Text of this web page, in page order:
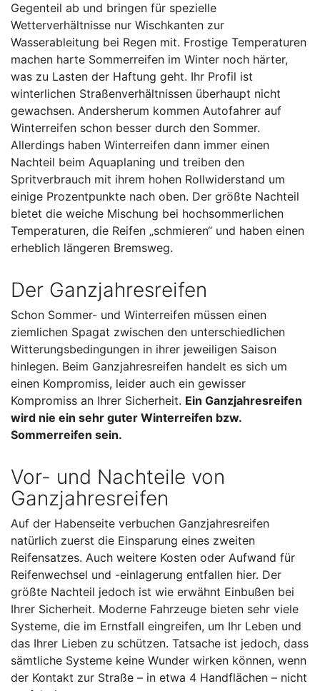
Gegenteil ab und bringen für spezielle
Wetterverhältnisse nur Wischkanten zur
Wasserableitung bei Regen mit. Frostige Temperaturen
machen harte Sommerreifen im Winter noch härter,
was zu Lasten der Haftung geht. Ihr Profil ist
winterlichen Straßenverhältnissen überhaupt nicht
gewachsen. Andersherum kommen Autofahrer auf
Winterreifen schon besser durch den Sommer.
Allerdings haben Winterreifen dann immer einen
Nachteil beim Aquaplaning und treiben den
Spritverbrauch mit ihrem hohen Rollwiderstand um
einige Prozentpunkte nach oben. Der größte Nachteil
bietet die weiche Mischung bei hochsommerlichen
Temperaturen, die Reifen „schmieren“ und haben einen
erheblich längeren Bremsweg.
Der Ganzjahresreifen
Schon Sommer- und Winterreifen müssen einen
ziemlichen Spagat zwischen den unterschiedlichen
Witterungsbedingungen in ihrer jeweiligen Saison
hinlegen. Beim Ganzjahresreifen handelt es sich um
einen Kompromiss, leider auch ein gewisser
Kompromiss an Ihrer Sicherheit. Ein Ganzjahresreifen
wird nie ein sehr guter Winterreifen bzw.
Sommerreifen sein.
Vor- und Nachteile von
Ganzjahresreifen
Auf der Habenseite verbuchen Ganzjahresreifen
natürlich zuerst die Einsparung eines zweiten
Reifensatzes. Auch weitere Kosten oder Aufwand für
Reifenwechsel und -einlagerung entfallen hier. Der
größte Nachteil jedoch ist wie erwähnt Einbußen bei
Ihrer Sicherheit. Moderne Fahrzeuge bieten sehr viele
Systeme, die im Ernstfall eingreifen, um Ihr Leben und
das Ihrer Lieben zu schützen. Tatsache ist jedoch, dass
sämtliche Systeme keine Wunder wirken können, wenn
der Kontakt zur Straße – in etwa 4 Handflächen – nicht